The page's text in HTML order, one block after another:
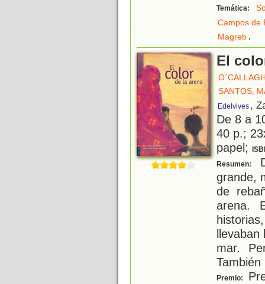
Temática:
Campos de
Magreb.
El
SANTOS,
Edelvives ,
De 8 a
40 p.;
papel;
Resumen:
grande,
de
arena.
llevaban
mar.
Premio: